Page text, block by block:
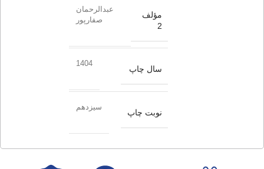
مؤلف
2
عبدالرحمان
صفارپور
سال چاپ
1404
نوبت چاپ
سیزدهم